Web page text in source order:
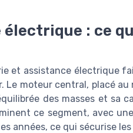
: ce
et assistance électrique
moteur central, placé au
des masses et sa
ce segment, avec
années, ce qui sécurise